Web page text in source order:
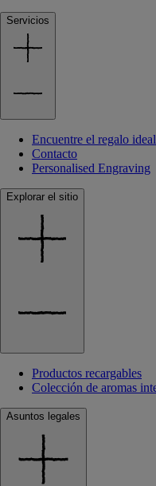
Servicios
Encuentre el regalo ideal
Contacto
Personalised Engraving
Explorar el sitio
Productos recargables
Colección de aromas
Asuntos legales